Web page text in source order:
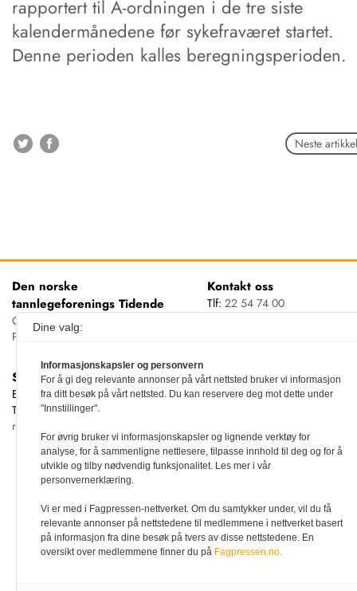
rapportert til A-ordningen i de tre siste
kalendermånedene før sykefraværet startet.
Denne perioden kalles beregningsperioden.
Neste artikkel
Den norske
tannlegeforenings Tidende
Christiania Torv 5, 0158 Oslo
Postboks 2073 Vika, 0125 OSLO
Kontakt oss
Tlf: 22 54 74 00
Sjefredaktør
Ellen Beate Dyvi
Tidende redigeres etter
redaktørplakaten
Dine valg:
Informasjonskapsler og personvern
For å gi deg relevante annonser på vårt nettsted bruker vi informasjon
fra ditt besøk på vårt nettsted. Du kan reservere deg mot dette under
"Innstillinger".
For øvrig bruker vi informasjonskapsler og lignende verktøy for
analyse, for å sammenligne nettlesere, tilpasse innhold til deg og for å
utvikle og tilby nødvendig funksjonalitet. Les mer i vår
personvernerklæring.
Vi er med i Fagpressen-nettverket. Om du samtykker under, vil du få
relevante annonser på nettstedene til medlemmene i nettverket basert
på informasjon fra dine besøk på tvers av disse nettstedene. En
oversikt over medlemmene finner du på Fagpressen.no.